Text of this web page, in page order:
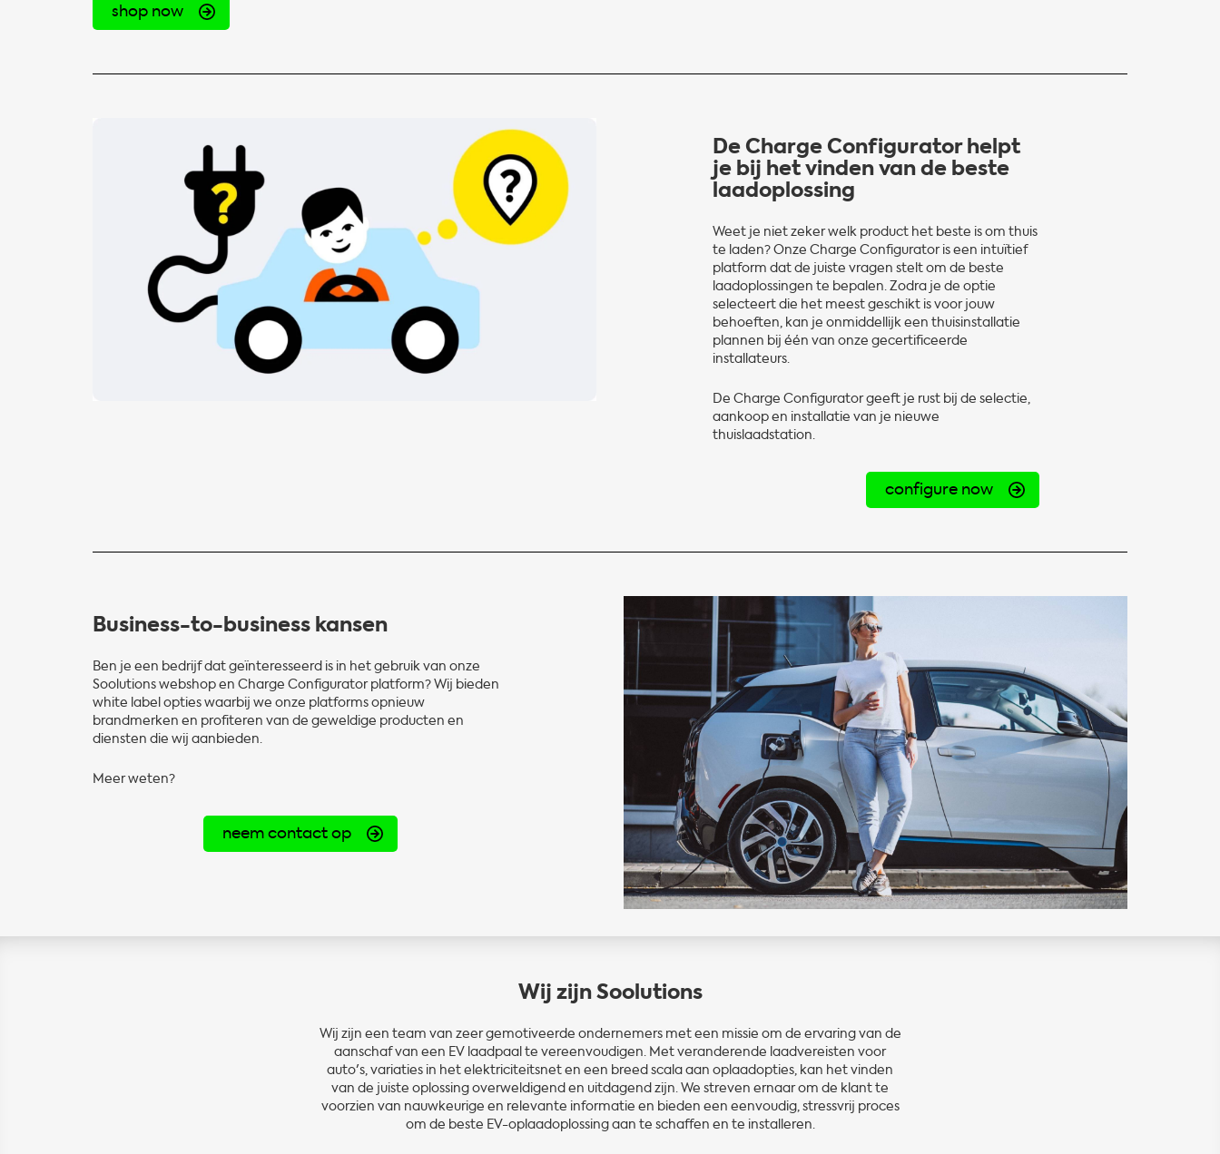
shop now
De Charge Configurator helpt
je bij het vinden van de beste
laadoplossing
Weet je niet zeker welk product het beste is om thuis
te laden? Onze Charge Configurator is een intuïtief
platform dat de juiste vragen stelt om de beste
laadoplossingen te bepalen. Zodra je de optie
selecteert die het meest geschikt is voor jouw
behoeften, kan je onmiddellijk een thuisinstallatie
plannen bij één van onze gecertificeerde
installateurs.
De Charge Configurator geeft je rust bij de selectie,
aankoop en installatie van je nieuwe
thuislaadstation.
configure now
Business-to-business kansen
Ben je een bedrijf dat geïnteresseerd is in het gebruik van onze
Soolutions webshop en Charge Configurator platform? Wij bieden
white label opties waarbij we onze platforms opnieuw
brandmerken en profiteren van de geweldige producten en
diensten die wij aanbieden.
Meer weten?
neem contact op
Wij zijn Soolutions
Wij zijn een team van zeer gemotiveerde ondernemers met een missie om de ervaring van de
aanschaf van een EV laadpaal te vereenvoudigen. Met veranderende laadvereisten voor
auto's, variaties in het elektriciteitsnet en een breed scala aan oplaadopties, kan het vinden
van de juiste oplossing overweldigend en uitdagend zijn. We streven ernaar om de klant te
voorzien van nauwkeurige en relevante informatie en bieden een eenvoudig, stressvrij proces
om de beste EV-oplaadoplossing aan te schaffen en te installeren.